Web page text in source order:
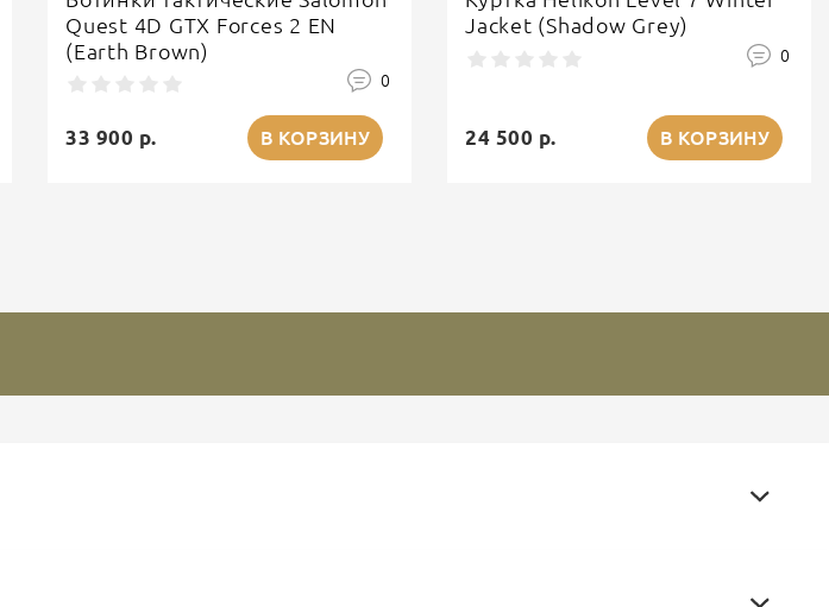
Quest 4D GTX Forces 2 EN
(Earth Brown)
0
33 900 р. В КОРЗИНУ
Jacket (Shadow Grey)
0
24 500 р. В КОРЗИНУ